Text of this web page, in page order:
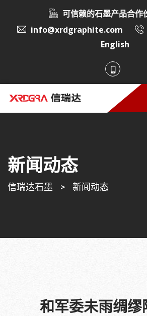
可信赖的石墨产品合作
info@xrdgraphite.com
English
新闻动态
信瑞达石墨 > 新闻动态
和军委未雨绸缪